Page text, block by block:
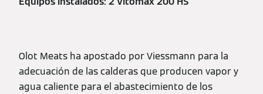
Olot Meats ha apostado por Viessmann para la
adecuación de las calderas que producen vapor y
agua caliente para el abastecimiento de los